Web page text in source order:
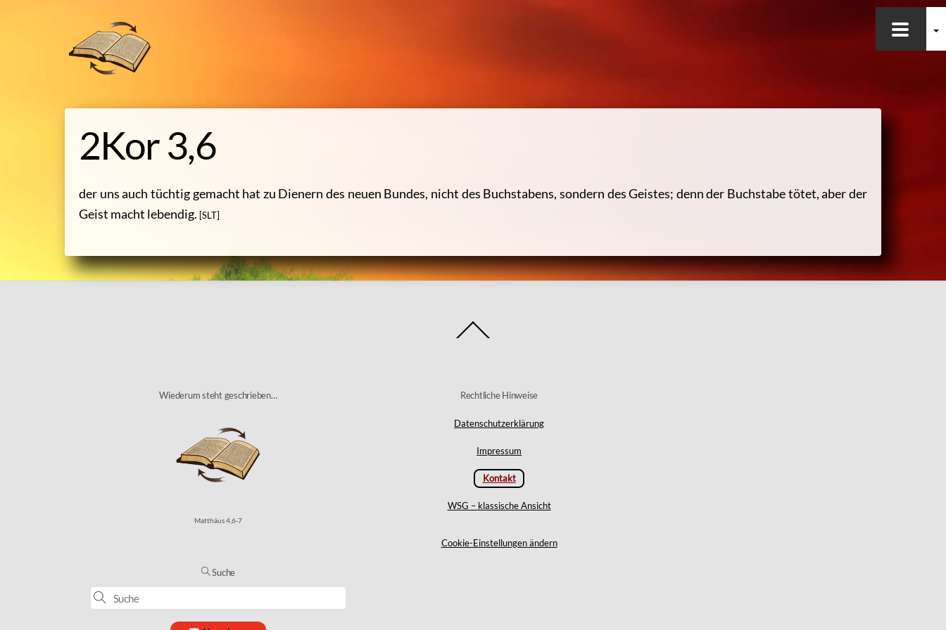
2Kor 3,6
der uns auch tüchtig gemacht hat zu Dienern des neuen Bundes, nicht des Buchstabens, sondern des Geistes; denn der Buchstabe tötet, aber der
Geist macht lebendig. [SLT]
To
Wiederum steht geschrieben…
Matthäus 4,6-7
Rechtliche Hinweise
Datenschutzerklärung
Impressum
Kontakt
WSG – klassische Ansicht
Cookie-Einstellungen ändern
Suche